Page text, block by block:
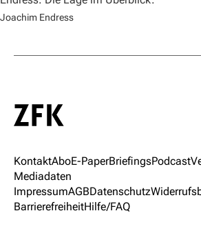
Joachim Endress
KontaktAboE-PaperBriefingsPodcast
Mediadaten
ImpressumAGBDatenschutz
BarrierefreiheitHilfe/FAQ